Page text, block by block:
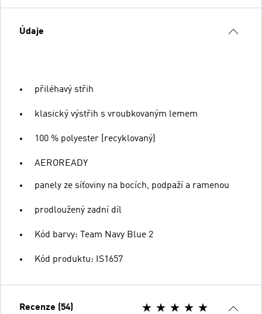
Údaje
přiléhavý střih
klasický výstřih s vroubkovaným lemem
100 % polyester (recyklovaný)
AEROREADY
panely ze síťoviny na bocích, podpaží a ramenou
prodloužený zadní díl
Kód barvy: Team Navy Blue 2
Kód produktu: IS1657
Recenze (54)